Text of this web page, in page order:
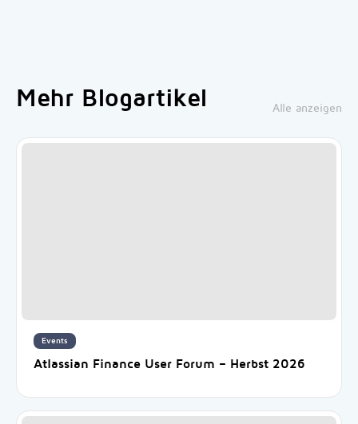
Mehr Blogartikel Alle anzeigen
Events
Atlassian Finance User Forum – Herbst 2026